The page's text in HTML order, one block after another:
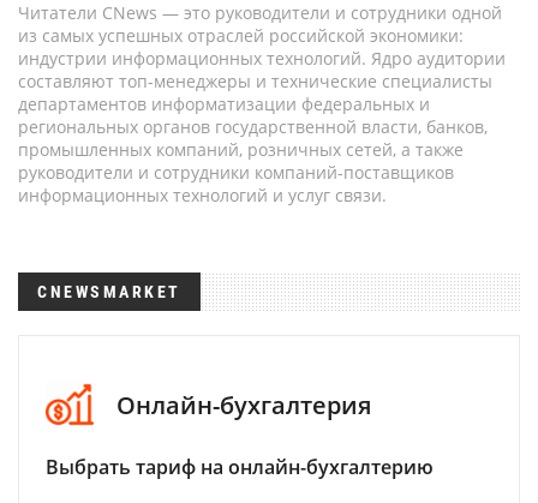
Читатели CNews — это руководители и сотрудники одной
из самых успешных отраслей российской экономики:
индустрии информационных технологий. Ядро аудитории
составляют топ-менеджеры и технические специалисты
департаментов информатизации федеральных и
региональных органов государственной власти, банков,
промышленных компаний, розничных сетей, а также
руководители и сотрудники компаний-поставщиков
информационных технологий и услуг связи.
CNEWSMARKET
Онлайн-бухгалтерия
Выбрать тариф на онлайн-бухгалтерию